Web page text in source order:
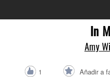
In
Amy
1 Añadir a